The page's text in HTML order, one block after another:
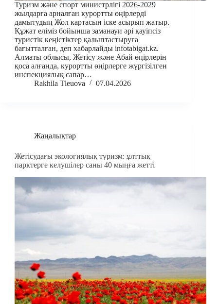
Туризм және спорт министрлігі 2026-2029
жылдарға арналған курортты өңірлерді
дамытудың Жол картасын іске асырып жатыр.
Құжат еліміз бойынша заманауи әрі қауіпсіз
туристік кеңістіктер қалыптастыруға
бағытталған, деп хабарлайды infotabigat.kz.
Алматы облысы, Жетісу және Абай өңірлерін
қоса алғанда, курортты өңірлерге жүргізілген
инспекциялық сапар…
Rakhila Tleuova
07.04.2026
Жаңалықтар
Жетісудағы экологиялық туризм: ұлттық
парктерге келушілер саны 40 мыңға жетті